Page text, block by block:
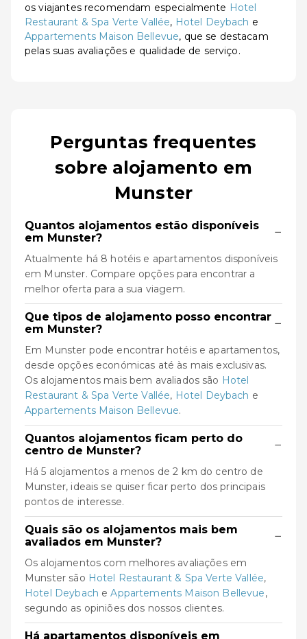
os viajantes recomendam especialmente Hotel
Restaurant & Spa Verte Vallée, Hotel Deybach e
Appartements Maison Bellevue, que se destacam
pelas suas avaliações e qualidade de serviço.
Perguntas frequentes
sobre alojamento em
Munster
Quantos alojamentos estão disponíveis
em Munster?
−
Atualmente há 8 hotéis e apartamentos disponíveis
em Munster. Compare opções para encontrar a
melhor oferta para a sua viagem.
Que tipos de alojamento posso encontrar
em Munster?
−
Em Munster pode encontrar hotéis e apartamentos,
desde opções económicas até às mais exclusivas.
Os alojamentos mais bem avaliados são Hotel
Restaurant & Spa Verte Vallée, Hotel Deybach e
Appartements Maison Bellevue.
Quantos alojamentos ficam perto do
centro de Munster?
−
Há 5 alojamentos a menos de 2 km do centro de
Munster, ideais se quiser ficar perto dos principais
pontos de interesse.
Quais são os alojamentos mais bem
avaliados em Munster?
−
Os alojamentos com melhores avaliações em
Munster são Hotel Restaurant & Spa Verte Vallée,
Hotel Deybach eAppartements Maison Bellevue,
segundo as opiniões dos nossos clientes.
Há apartamentos disponíveis em